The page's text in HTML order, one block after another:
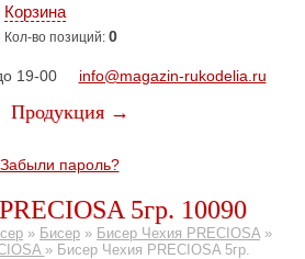
Корзина
Кол-во позиций: 0
19-00 info@magazin-rukodelia.ru
Продукция →
Забыли пароль?
5гр. 10090
» Бисер » Бисер Чехия PRECIOSA»
» Бисер Чехия PRECIOSA 5гр.